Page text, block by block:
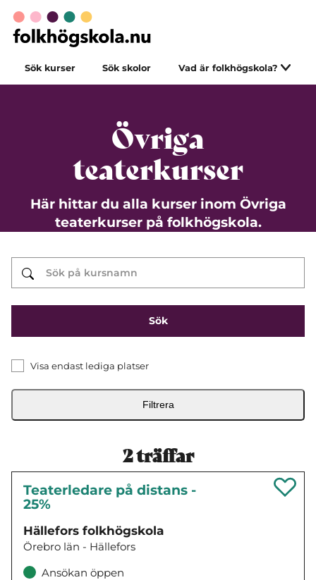
Sök kurser Sök skolor Vad är folkhögskola?
Övriga
teaterkurser
Här hittar du alla kurser inom Övriga
teaterkurser på folkhögskola.
Visa endast lediga platser
Filtrera
2träffar
Teaterledare på distans -
25%
Hällefors folkhögskola
Örebro län - Hällefors
Ansökan öppen